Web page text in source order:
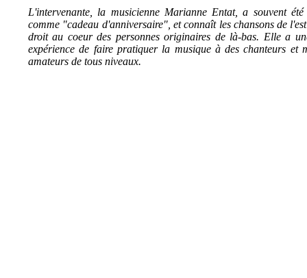
L'intervenante, la musicienne Marianne Entat, a souvent été
comme "cadeau d'anniversaire", et connaît les chansons de
droit au coeur des personnes originaires de là-bas. Elle a
expérience de faire pratiquer la musique à des chanteurs et
amateurs de tous niveaux.